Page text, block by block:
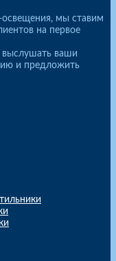
мы ставим
на первое
выслушать ваши
и предложить